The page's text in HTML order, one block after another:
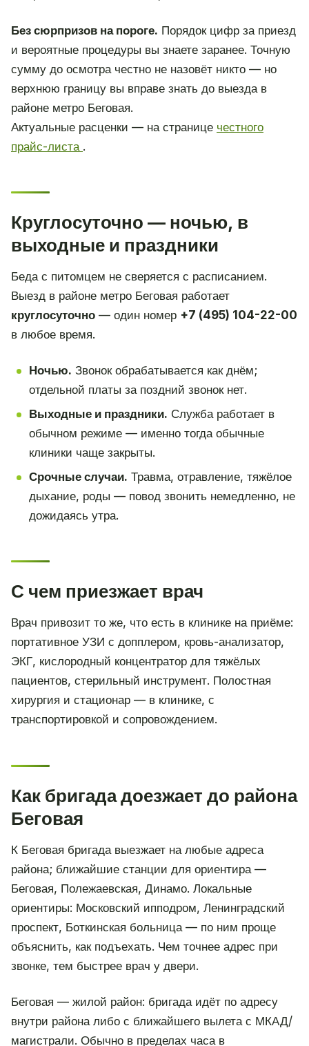
Без сюрпризов на пороге. Порядок цифр за приезд
и вероятные процедуры вы знаете заранее. Точную
сумму до осмотра честно не назовёт никто — но
верхнюю границу вы вправе знать до выезда в
районе метро Беговая.
Актуальные расценки — на странице честного
прайс-листа .
Круглосуточно — ночью, в
выходные и праздники
Беда с питомцем не сверяется с расписанием.
Выезд в районе метро Беговая работает
круглосуточно — один номер +7 (495) 104-22-00
в любое время.
Ночью. Звонок обрабатывается как днём;
отдельной платы за поздний звонок нет.
Выходные и праздники. Служба работает в
обычном режиме — именно тогда обычные
клиники чаще закрыты.
Срочные случаи. Травма, отравление, тяжёлое
дыхание, роды — повод звонить немедленно, не
дожидаясь утра.
С чем приезжает врач
Врач привозит то же, что есть в клинике на приёме:
портативное УЗИ с допплером, кровь-анализатор,
ЭКГ, кислородный концентратор для тяжёлых
пациентов, стерильный инструмент. Полостная
хирургия и стационар — в клинике, с
транспортировкой и сопровождением.
Как бригада доезжает до района
Беговая
К Беговая бригада выезжает на любые адреса
района; ближайшие станции для ориентира —
Беговая, Полежаевская, Динамо. Локальные
ориентиры: Московский ипподром, Ленинградский
проспект, Боткинская больница — по ним проще
объяснить, как подъехать. Чем точнее адрес при
звонке, тем быстрее врач у двери.
Беговая — жилой район: бригада идёт по адресу
внутри района либо с ближайшего вылета с МКАД/
магистрали. Обычно в пределах часа в